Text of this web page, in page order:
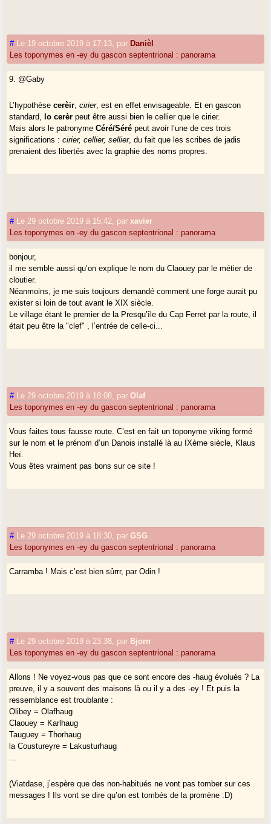
# Le 19 octobre 2019 à 17:13 par Danièl
Les toponymes en -ey du gascon septentrional : panorama
9. @Gaby
L’hypothèsecerèir ,cirier, est en effet envisageable. Et en gascon
standard,
lo cerèr peut être aussi bien le cellier que le cirier.
Mais alors le patronymeCéré/Séré peut avoir l’une de ces trois
significations :cirier, cellier, sellier, du fait que les scribes de jadis
prenaient des libertés avec la graphie des noms propres.
# Le 29 octobre 2019 à 15:42 parxavier
Les toponymes en -ey du gascon septentrional : panorama
bonjour,
il me semble aussi qu’on explique le nom du Claouey par le métier de
cloutier.
Néanmoins, je me suis toujours demandé comment une forge aurait pu
exister si loin de tout avant le XIX siècle.
Le village étant le premier de la Presqu’île du Cap Ferret par la route, il
était peu être la "clef" , l’entrée de celle-ci...
# Le 29 octobre 2019 à 18:08 parOlaf
Les toponymes en -ey du gascon septentrional : panorama
Vous faites tous fausse route. C’est en fait un toponyme viking formé
sur le nom et le prénom d’un Danois installé là au IXème siècle, Klaus
Heï.
Vous êtes vraiment pas bons sur ce site !
# Le 29 octobre 2019 à 18:30 parGSG
Les toponymes en -ey du gascon septentrional : panorama
Carramba ! Mais c’est bien sûrrr, par Odin !
# Le 29 octobre 2019 à 23:38 par Bjorn
Les toponymes en -ey du gascon septentrional : panorama
Allons ! Ne voyez-vous pas que ce sont encore des -haug évolués ? La
preuve, il y a souvent des maisons là ou il y a des -ey ! Et puis la
ressemblance est troublante :
Olibey = Olafhaug
Claouey = Karlhaug
Tauguey = Thorhaug
la Coustureyre = Lakusturhaug
(Viatdase, j’espère que des non-habitués ne vont pas tomber sur ces
messages ! Ils vont se dire qu’on est tombés de la promène :D)